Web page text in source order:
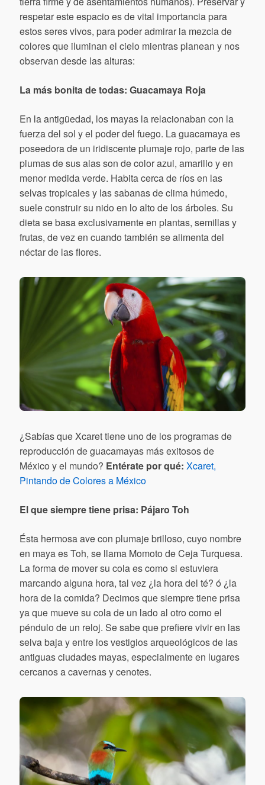
respetar este espacio es de vital importancia para
estos seres vivos, para poder admirar la mezcla de
colores que iluminan el cielo mientras planean y nos
observan desde las alturas:
La más bonita de todas: Guacamaya Roja
En la antigüedad, los mayas la relacionaban con la
fuerza del sol y el poder del fuego. La guacamaya es
poseedora de un iridiscente plumaje rojo, parte de las
plumas de sus alas son de color azul, amarillo y en
menor medida verde. Habita cerca de ríos en las
selvas tropicales y las sabanas de clima húmedo,
suele construir su nido en lo alto de los árboles. Su
dieta se basa exclusivamente en plantas, semillas y
frutas, de vez en cuando también se alimenta del
néctar de las flores.
¿Sabías que Xcaret tiene uno de los programas de
reproducción de guacamayas más exitosos de
México y el mundo? Entérate por qué: Xcaret,
Pintando de Colores a México
El que siempre tiene prisa: Pájaro Toh
Ésta hermosa ave con plumaje brilloso, cuyo nombre
en maya es Toh, se llama Momoto de Ceja Turquesa.
La forma de mover su cola es como si estuviera
marcando alguna hora, tal vez ¿la hora del té? ó ¿la
hora de la comida? Decimos que siempre tiene prisa
ya que mueve su cola de un lado al otro como el
péndulo de un reloj. Se sabe que prefiere vivir en las
selva baja y entre los vestigios arqueológicos de las
antiguas ciudades mayas, especialmente en lugares
cercanos a cavernas y cenotes.